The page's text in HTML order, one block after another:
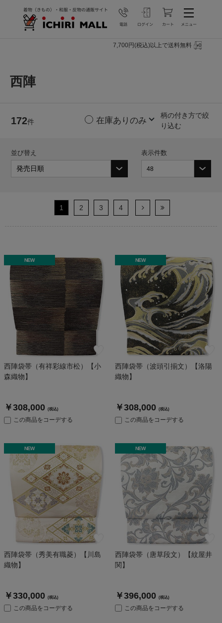
7,700円(税込)以上で送料無料
西陣
172件
柄の付き方で絞
り込む
並び替え 表示件数
1 2 3 4
NEW
西陣袋帯（有祥彩線市松）【小
森織物】
￥308,000 (税込)
この商品をコーデする
NEW
西陣袋帯（波頭引揃文）【洛陽
織物】
￥308,000 (税込)
この商品をコーデする
NEW
西陣袋帯（秀美有職菱）【川島
織物】
￥330,000 (税込)
この商品をコーデする
NEW
西陣袋帯（唐草段文）【紋屋井
関】
￥396,000 (税込)
この商品をコーデする